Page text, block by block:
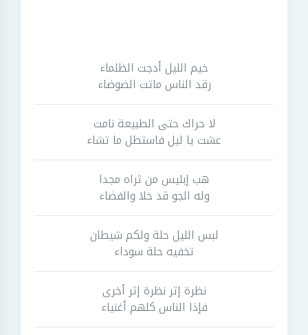
خيم الليل أدجت الظلماء
رقد الناس ماتت الضوضاء
لا حراك حتى الطبيعة نامت
عشت يا ليل فاستطل ما تشاء
هب إبليس من ثراه مجدا
وله الجو قد خلا والفضاء
لبس الليل حلة ولكم شيطان
تخفيه حلة سوداء
نظرة إثر نظرة إثر أخرى
فإذا الناس كلهم أغنياء